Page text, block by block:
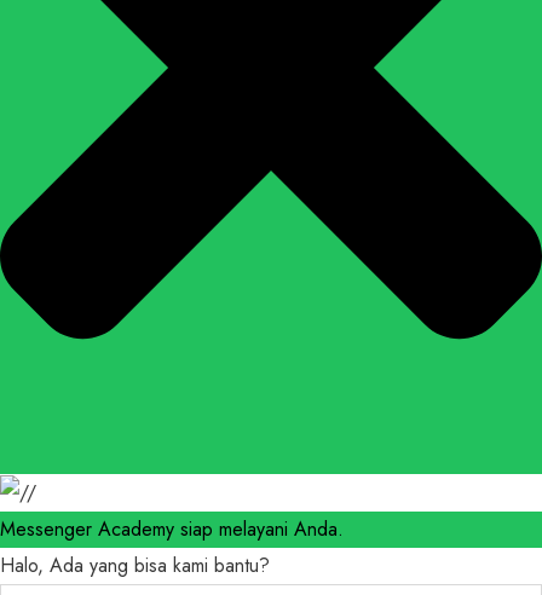
Messenger Academy siap melayani Anda.
Halo, Ada yang bisa kami bantu?